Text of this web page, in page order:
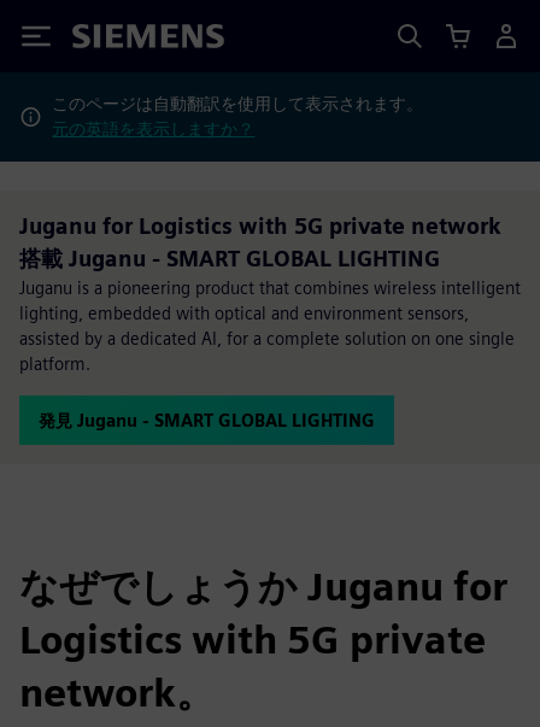
Siemens
このページは自動翻訳を使用して表示されます。
元の英語を表示しますか？
Juganu for Logistics with 5G private network
搭載 Juganu - SMART GLOBAL LIGHTING
Juganu is a pioneering product that combines wireless intelligent
lighting, embedded with optical and environment sensors,
assisted by a dedicated AI, for a complete solution on one single
platform.
発見 Juganu - SMART GLOBAL LIGHTING
なぜでしょうか Juganu for
Logistics with 5G private
network。